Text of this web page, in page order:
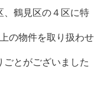
鶴見区の４区に特
の物件を取り扱わせ
とがございました